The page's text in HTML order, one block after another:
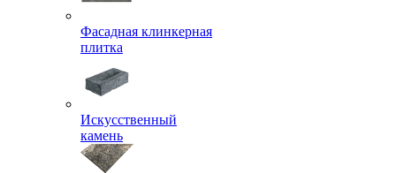
Фасадная клинкерная
плитка
Искусственный
камень